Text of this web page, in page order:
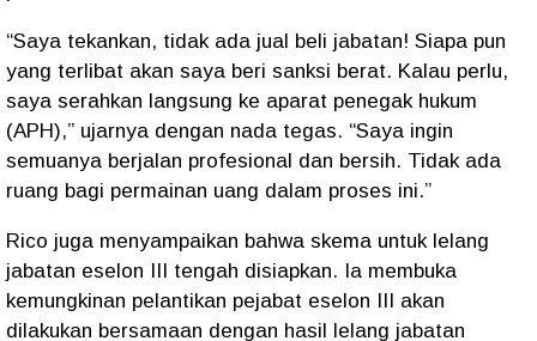
“Saya tekankan, tidak ada jual beli jabatan! Siapa pun
yang terlibat akan saya beri sanksi berat. Kalau perlu,
saya serahkan langsung ke aparat penegak hukum
(APH),” ujarnya dengan nada tegas. “Saya ingin
semuanya berjalan profesional dan bersih. Tidak ada
ruang bagi permainan uang dalam proses ini.”
Rico juga menyampaikan bahwa skema untuk lelang
jabatan eselon III tengah disiapkan. Ia membuka
kemungkinan pelantikan pejabat eselon III akan
dilakukan bersamaan dengan hasil lelang jabatan